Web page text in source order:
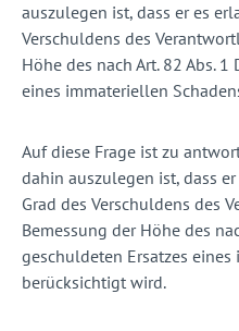
auszulegen ist, dass er es
Verschuldens des
Höhe des nach Art. 82 Abs. 1
eines immateriellen
Auf diese Frage ist zu
dahin auszulegen ist, dass
Grad des Verschuldens des
Bemessung der Höhe des
geschuldeten Ersatzes
berücksichtigt wird.